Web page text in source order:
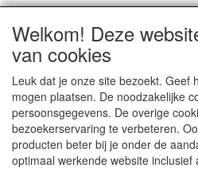
© Medisan Trading |
zijn inclusief BTW en exclusief
staat aangegeven.
Welkom! Deze
van cookies
Leuk dat je onze site bezoekt. Geef
mogen plaatsen. De noodzakelijke
persoonsgegevens. De overige
bezoekerservaring te verbeteren.
producten beter bij je onder de
optimaal werkende website